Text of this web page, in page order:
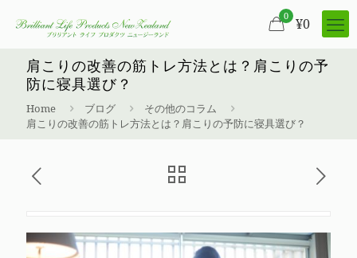
0 ¥0
肩こりの改善の筋トレ方法とは？肩こりの予
防に寝具選び？
Home ブログ
その他のコラム
肩こりの改善の筋トレ方法とは？肩こりの予防に寝具選び？